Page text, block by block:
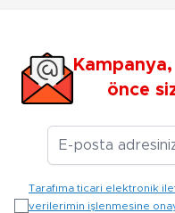
önce
Tarafıma ticari elektronik
verilerimin işlenmesine